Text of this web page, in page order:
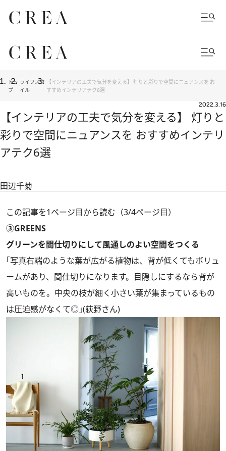
トッ
プ
ライフスタ
イル
【インテリアの工夫で気分を変える】 灯りと彩りで空間にニュアンスを お
すすめインテリアテク6選
2022.3.16
【インテリアの工夫で気分を変える】 灯りと
彩りで空間にニュアンスを おすすめインテリ
アテク6選
田辺千菊
この記事を1ページ目から読む（3/4ページ目）
③GREENS
グリーンを間仕切りにして風通しのよい空間をつくる
｢写真右端のような葉が広がる植物は、背が低くてもボリュ
ームがあり、間仕切りになります。目隠しにするなら背が
高いものを。中央の枝が細く小さい葉が集まっているもの
は圧迫感がなくて◎｣(荻野さん)